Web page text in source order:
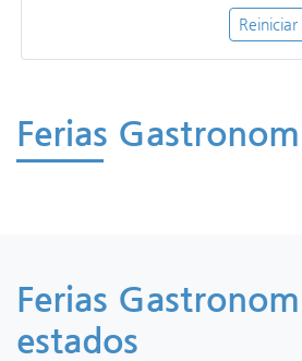
Reiniciar
Ferias
Ferias
estados